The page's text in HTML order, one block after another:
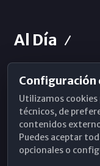
Al Día
Horarios de Misa
Hemeroteca
WhatsApp
Configuración
Utilizamos cookies
técnicos, de
contenidos
Puedes aceptar
opcionales o